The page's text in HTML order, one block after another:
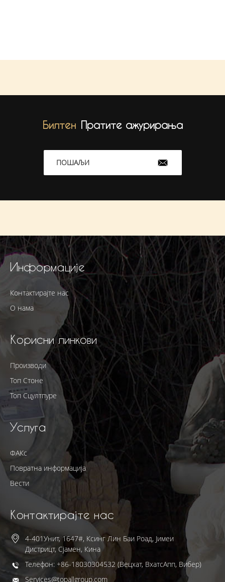
Билтен Пратите ажурирања
ПОШАЉИ
Информације
Контактирајте нас
О нама
Корисни линкови
Производи
Топ Стоне
Топ Сцултпуре
Услуга
ФАКс
Повратна информација
Вести
Контактирајте нас
4-401Унит, 1647#, Ксинг Лин Баи Роад, Јимеи
Дистрицт, Сјамен, Кина
Телефон: +86-18030304532 (Вецхат, ВхатсАпп, Вибер)
Services@topallgroup.com